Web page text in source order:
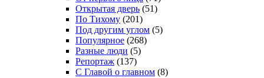
Открытая дверь (51)
По Тихому (201)
Под другим углом (5)
Популярное (268)
Разные люди (5)
Репортаж (137)
С Главой о главном (8)